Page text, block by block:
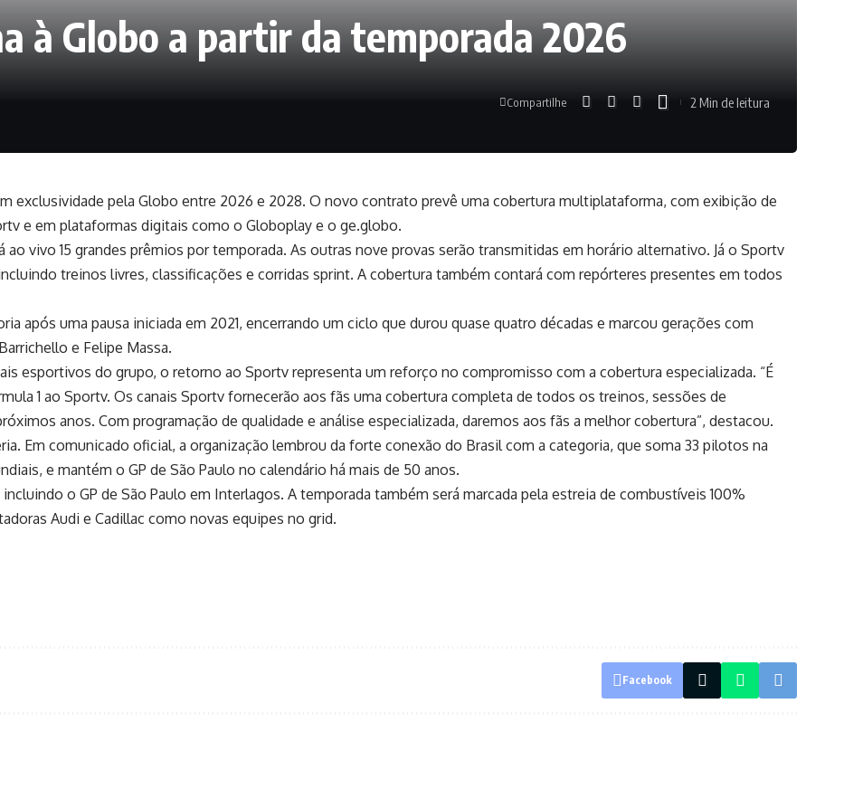
à Globo a partir da temporada 2026
Compartilhe 2 Min de leitura
exclusividade pela Globo entre 2026 e 2028. O novo contrato prevê uma cobertura multiplataforma, com exibição de
e em plataformas digitais como o Globoplay e o ge.globo.
ao vivo 15 grandes prêmios por temporada. As outras nove provas serão transmitidas em horário alternativo. Já o Sportv
treinos livres, classificações e corridas sprint. A cobertura também contará com repórteres presentes em todos
após uma pausa iniciada em 2021, encerrando um ciclo que durou quase quatro décadas e marcou gerações com
e Felipe Massa.
esportivos do grupo, o retorno ao Sportv representa um reforço no compromisso com a cobertura especializada. “É
1 ao Sportv. Os canais Sportv fornecerão aos fãs uma cobertura completa de todos os treinos, sessões de
anos. Com programação de qualidade e análise especializada, daremos aos fãs a melhor cobertura”, destacou.
Em comunicado oficial, a organização lembrou da forte conexão do Brasil com a categoria, que soma 33 pilotos na
e mantém o GP de São Paulo no calendário há mais de 50 anos.
o GP de São Paulo em Interlagos. A temporada também será marcada pela estreia de combustíveis 100%
Audi e Cadillac como novas equipes no grid.
Facebook